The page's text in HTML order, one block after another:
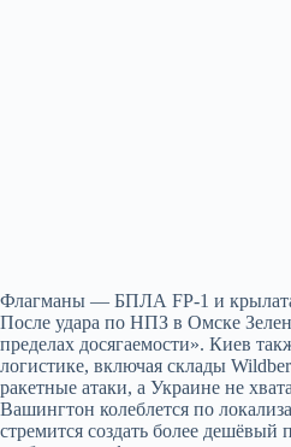
Флагманы — БПЛА FP‑1 и
После удара по НПЗ в Омске
пределах досягаемости». Киев
логистике, включая склады
ракетные атаки, а Украине не
Вашингтон колеблется по
стремится создать более дешёвый